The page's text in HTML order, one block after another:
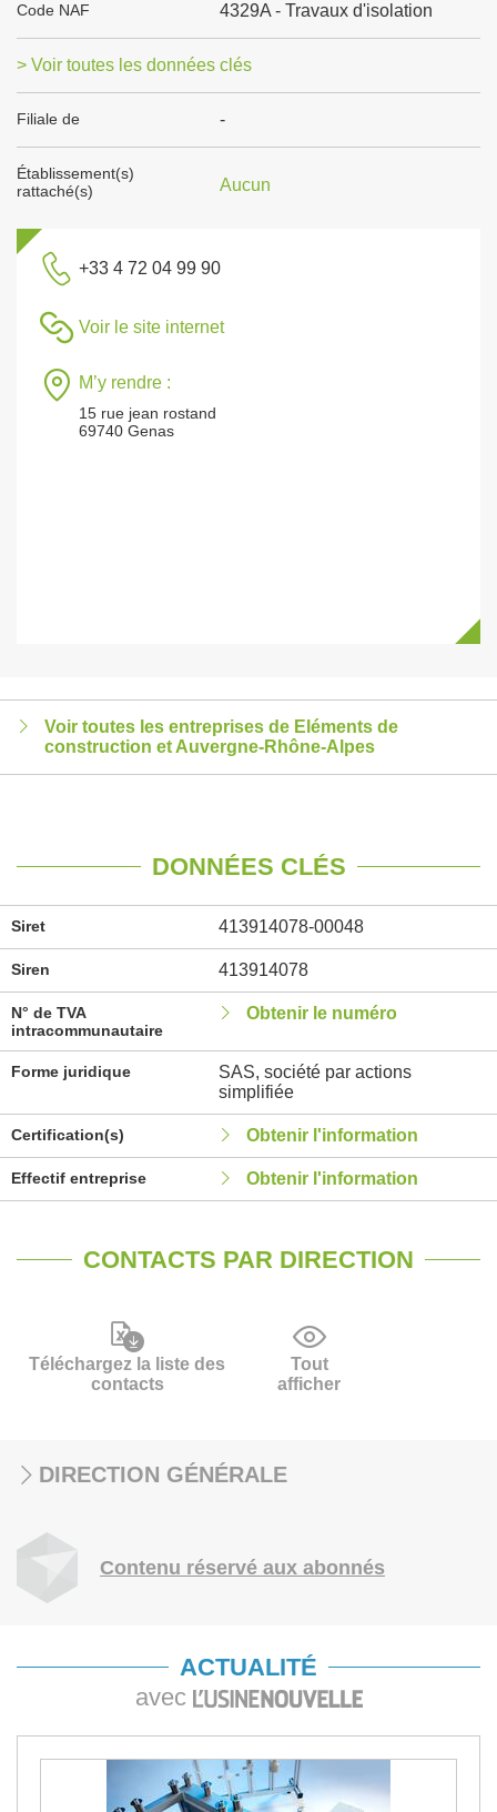
Code NAF 4329A - Travaux d'isolation
> Voir toutes les données clés
Filiale de -
Établissement(s)
rattaché(s)
Aucun
+33 4 72 04 99 90
Voir le site internet
M’y rendre :
15 rue jean rostand
69740 Genas
Voir toutes les entreprises de Eléments de
construction et Auvergne-Rhône-Alpes
DONNÉES CLÉS
Siret 413914078-00048
Siren 413914078
N° de TVA
intracommunautaire
Obtenir le numéro
Forme juridique
SAS, société par actions
simplifiée
Certification(s) Obtenir l'information
Effectif entreprise Obtenir l'information
CONTACTS PAR DIRECTION
Téléchargez la liste des
contacts
Tout
afficher
DIRECTION GÉNÉRALE
Contenu réservé aux abonnés
ACTUALITÉ
avec